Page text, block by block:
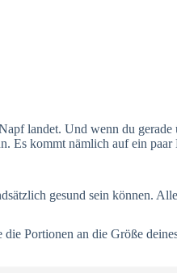
landet. Und wenn du
Es kommt nämlich auf ein
gesund sein können.
Portionen an die Größe